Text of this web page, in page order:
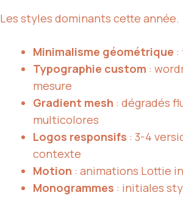
Les styles dominants cette année.
Minimalisme géométrique :
Typographie custom :
mesure
Gradient mesh : dégradés
multicolores
Logos responsifs : 3-4
contexte
Motion : animations Lottie
Monogrammes : initiales